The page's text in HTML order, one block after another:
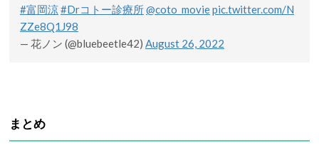
#富岡涼#Drコトー診療所@coto_moviepic.twitter.com/N
ZZe8Q1J98
— 花ノン (@bluebeetle42) August 26, 2022
まとめ